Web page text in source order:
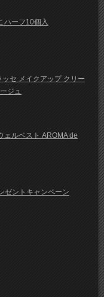
ハーフ10個入
ッセ メイクアップ クリー
ジュ
ェルベスト AROMA de
ゼントキャンペーン